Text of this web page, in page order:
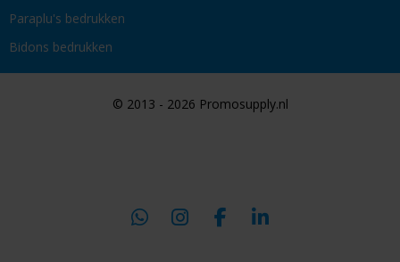
Paraplu's bedrukken
Bidons bedrukken
© 2013 - 2026 Promosupply.nl